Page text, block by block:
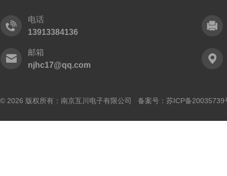
电话
13913384136
邮箱
njhc17@qq.com
© 2026 版权所有：南京互川电子有限公司 备案号： 苏ICP备20035739